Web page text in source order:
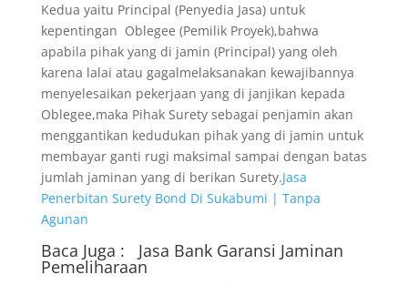
Kedua yaitu Principal (Penyedia Jasa) untuk
kepentingan Oblegee (Pemilik Proyek),bahwa
apabila pihak yang di jamin (Principal) yang oleh
karena lalai atau gagalmelaksanakan kewajibannya
menyelesaikan pekerjaan yang di janjikan kepada
Oblegee,maka Pihak Surety sebagai penjamin akan
menggantikan kedudukan pihak yang di jamin untuk
membayar ganti rugi maksimal sampai dengan batas
jumlah jaminan yang di berikan Surety.Jasa
Penerbitan Surety Bond Di Sukabumi | Tanpa
Agunan
Baca Juga : Jasa Bank Garansi Jaminan
Pemeliharaan